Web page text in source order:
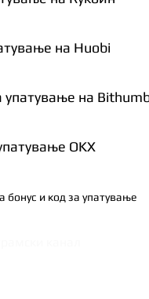
на Huobi
упатување на Bithumb
OKX
бонус и код за упатување